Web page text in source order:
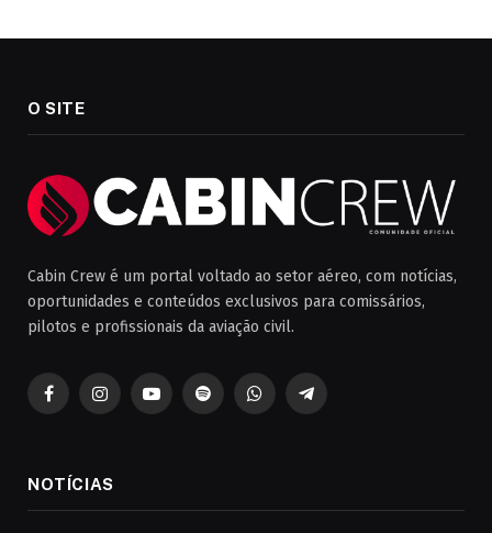
O SITE
Cabin Crew é um portal voltado ao setor aéreo, com notícias,
oportunidades e conteúdos exclusivos para comissários,
pilotos e profissionais da aviação civil.
FacebookInstagramYouTubeSpotifyWhatsAppTelegrama
NOTÍCIAS